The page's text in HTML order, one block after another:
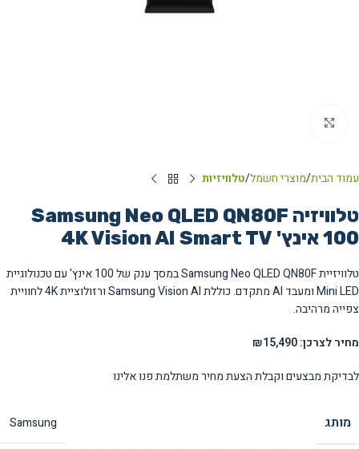
עמוד הבית מוצרי חשמל טלוויזיות
טלוויזיה Samsung Neo QLED QN80F
100 אינץ' 4K Vision AI Smart TV
טלוויזיית Samsung Neo QLED QN80F במסך ענק של 100 אינץ' עם טכנולוגיית
Mini LED ומעבד AI מתקדם. כוללת Samsung Vision AI ורזולוציית 4K לחוויית
צפייה מרהיבה.
מחיר לצרכן: ₪15,490
לבדיקת מבצעים וקבלת הצעת מחיר משתלמת פנו אלינו
מותג Samsung